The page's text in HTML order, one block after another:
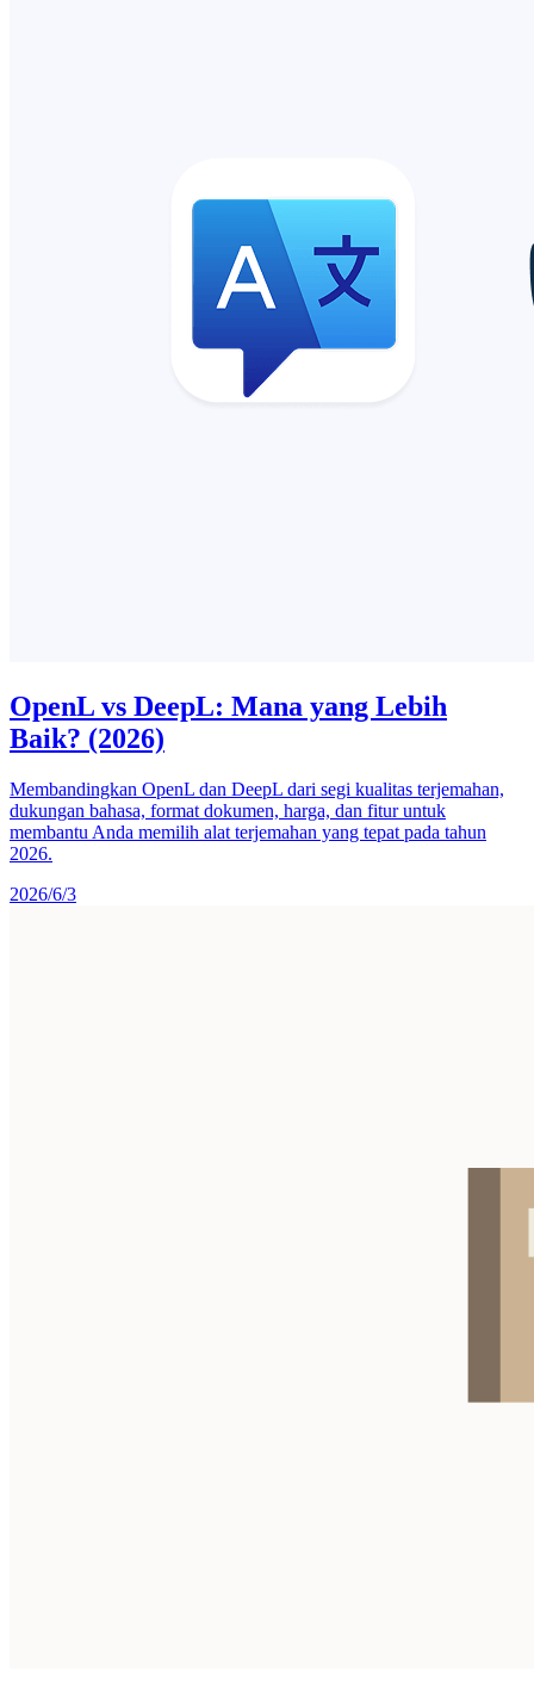
OpenL vs DeepL: Mana yang Lebih
Baik? (2026)
Membandingkan OpenL dan DeepL dari segi kualitas terjemahan,
dukungan bahasa, format dokumen, harga, dan fitur untuk
membantu Anda memilih alat terjemahan yang tepat pada tahun
2026.
2026/6/3